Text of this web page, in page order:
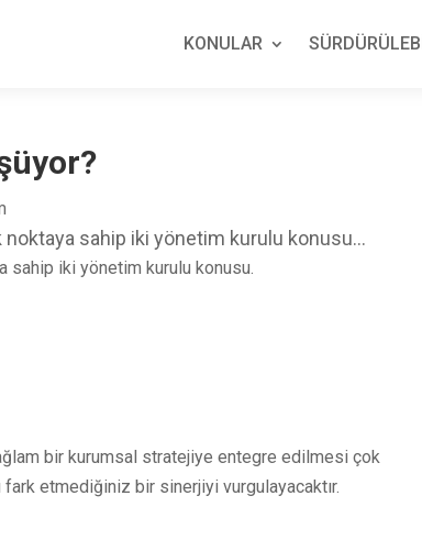
KONULAR
sahip iki yönetim kurulu konusu...
sahip iki yönetim kurulu konusu.
bir kurumsal stratejiye entegre edilmesi çok
etmediğiniz bir sinerjiyi vurgulayacaktır.